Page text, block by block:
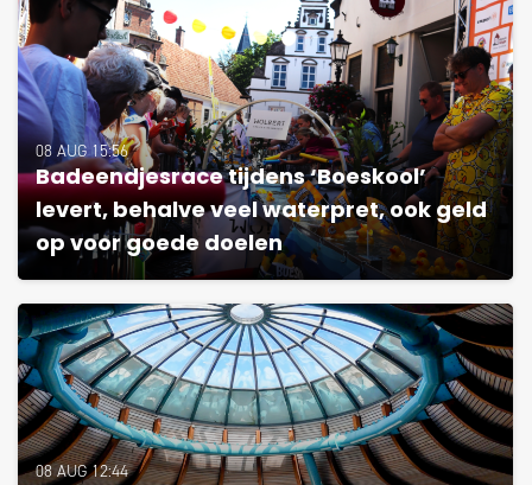
08 AUG 15:56
Badeendjesrace tijdens ‘Boeskool’
levert, behalve veel waterpret, ook geld
op voor goede doelen
08 AUG 12:44